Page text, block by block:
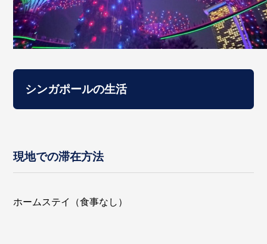
シンガポールの生活
現地での滞在方法
ホームステイ（食事なし）